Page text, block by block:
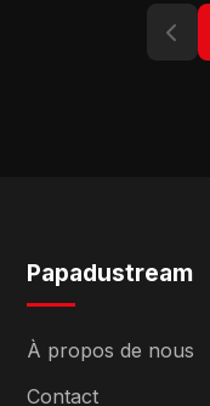
Papadustream
À propos de nous
Contact